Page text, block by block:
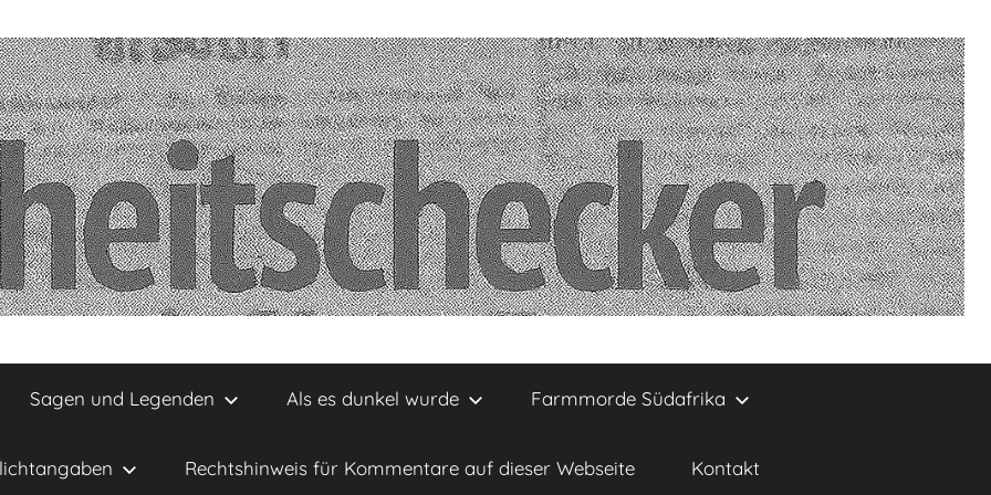
Sagen und Legenden Als es dunkel wurde Farmmorde Südafrika
Rechtshinweis für Kommentare auf dieser Webseite Kontakt